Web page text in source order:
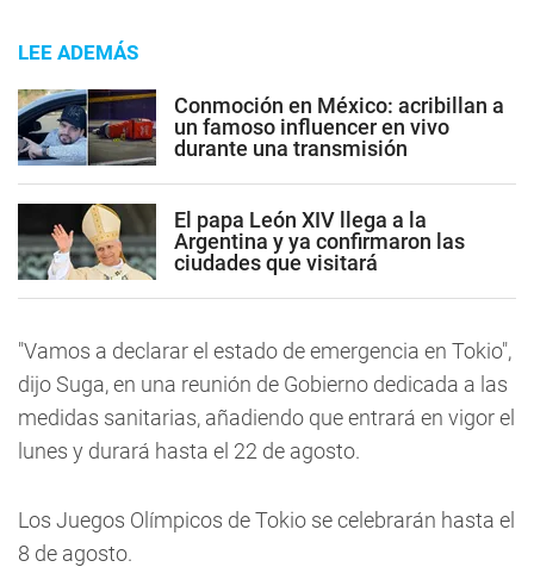
LEE ADEMÁS
Conmoción en México: acribillan a
un famoso influencer en vivo
durante una transmisión
El papa León XIV llega a la
Argentina y ya confirmaron las
ciudades que visitará
"Vamos a declarar el estado de emergencia en Tokio",
dijo Suga, en una reunión de Gobierno dedicada a las
medidas sanitarias, añadiendo que entrará en vigor el
lunes y durará hasta el 22 de agosto.
Los Juegos Olímpicos de Tokio se celebrarán hasta el
8 de agosto.